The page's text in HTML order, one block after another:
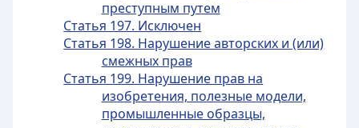
преступным путем
Статья 197. Исключен
Статья 198. Нарушение авторских и (или)
смежных прав
Статья 199. Нарушение прав на
изобретения, полезные модели,
промышленные образцы,